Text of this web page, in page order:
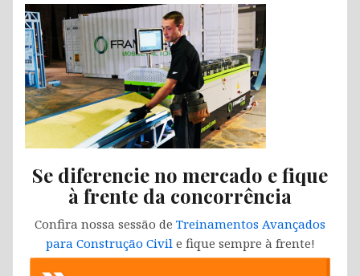
Se diferencie no mercado e fique
à frente da concorrência
Confira nossa sessão de Treinamentos Avançados
para Construção Civile fique sempre à frente!